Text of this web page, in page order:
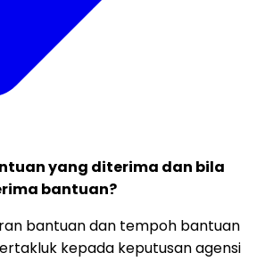
yang diterima dan bila
bantuan?
bantuan dan tempoh bantuan
kepada keputusan agensi